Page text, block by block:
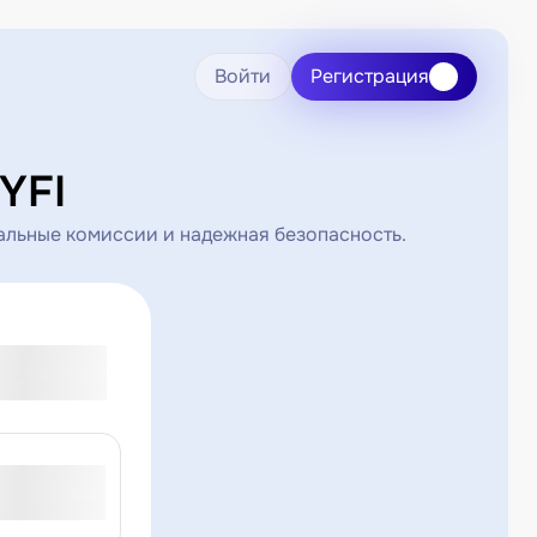
Войти Регистрация
комиссии и надежная безопасность.